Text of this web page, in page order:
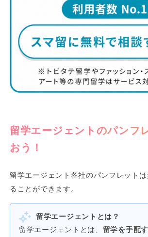
留学エージェントのパンフ
おう！
留学エージェント各社のパンフレット
ることができます。
留学エージェントとは？
留学エージェントとは、 留学を手配